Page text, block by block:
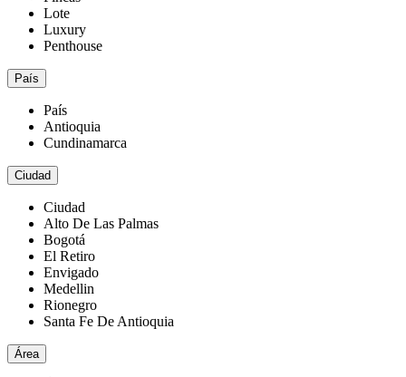
Lote
Luxury
Penthouse
País
País
Antioquia
Cundinamarca
Ciudad
Ciudad
Alto De Las Palmas
Bogotá
El Retiro
Envigado
Medellin
Rionegro
Santa Fe De Antioquia
Área